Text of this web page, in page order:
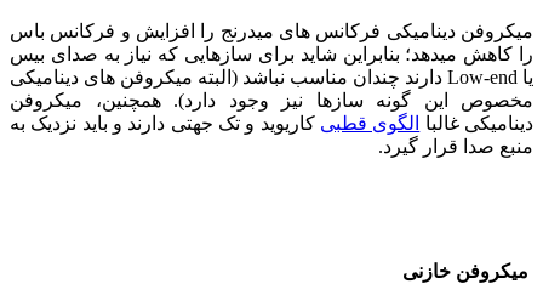
میکروفن دینامیکی فرکانس های میدرنج را افزایش و فرکانس باس
را کاهش میدهد؛ بنابراین شاید برای سازهایی که نیاز به صدای بیس
یا Low-end دارند چندان مناسب نباشد (البته میکروفن های دینامیکی
مخصوص این گونه سازها نیز وجود دارد). همچنین، میکروفن
دینامیکی غالبا
الگوی قطبی کاریوید و تک جهتی دارند و باید نزدیک به
منبع صدا قرار گیرد.
میکروفن خازنی